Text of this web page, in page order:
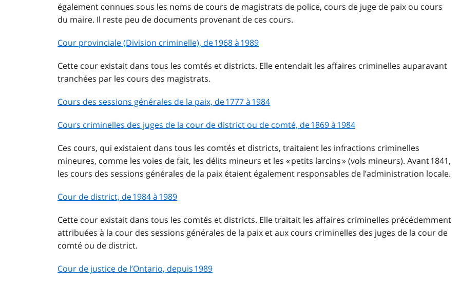
également connues sous les noms de cours de magistrats de police, cours de juge de paix ou cours
du maire. Il reste peu de documents provenant de ces cours.
Cour provinciale (Division criminelle), de 1968 à 1989
Cette cour existait dans tous les comtés et districts. Elle entendait les affaires criminelles auparavant
tranchées par les cours des magistrats.
Cours des sessions générales de la paix, de 1777 à 1984
Cours criminelles des juges de la cour de district ou de comté, de 1869 à 1984
Ces cours, qui existaient dans tous les comtés et districts, traitaient les infractions criminelles
mineures, comme les voies de fait, les délits mineurs et les « petits larcins » (vols mineurs). Avant 1841,
les cours des sessions générales de la paix étaient également responsables de l’administration locale.
Cour de district, de 1984 à 1989
Cette cour existait dans tous les comtés et districts. Elle traitait les affaires criminelles précédemment
attribuées à la cour des sessions générales de la paix et aux cours criminelles des juges de la cour de
comté ou de district.
Cour de justice de l’Ontario, depuis 1989